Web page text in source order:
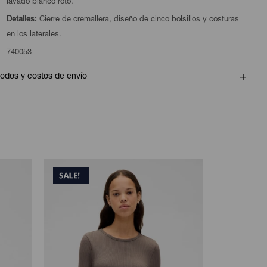
lavado blanco roto.
Detalles: Cierre de cremallera, diseño de cinco bolsillos y costuras
en los laterales.
740053
y costos de envío